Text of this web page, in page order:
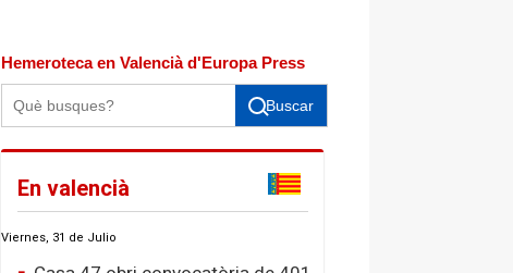
Hemeroteca en Valencià d'Europa Press
Buscar
En valencià
Viernes, 31 de Julio